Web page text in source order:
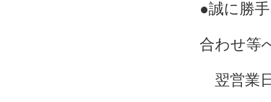
●誠に勝
合わせ等
翌営業